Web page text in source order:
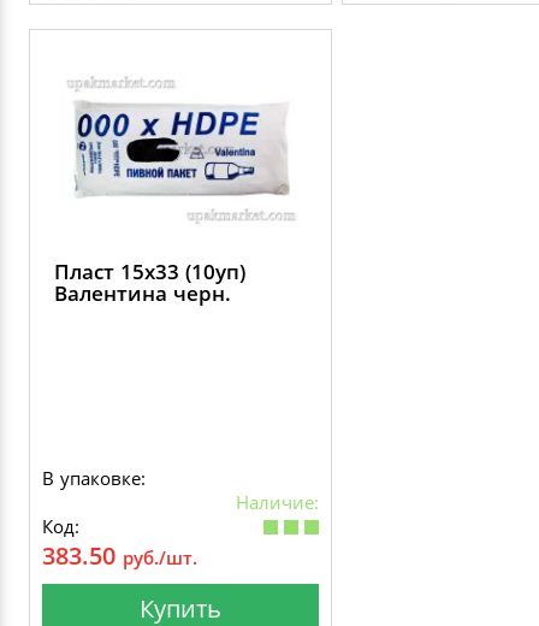
Пласт 15х33 (10уп)
Валентина черн.
В упаковке:
Наличие:
Код:
383.50 руб./шт.
Купить